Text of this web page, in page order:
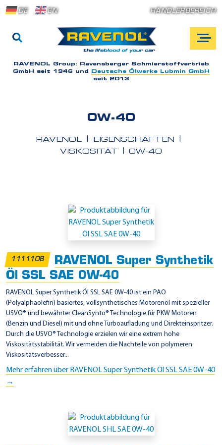
DE EN HÄNDLERBEREICH
RAVENOL Group: Ravensberger Schmierstoffvertrieb
GmbH seit 1946 und
Deutsche Ölwerke Lubmin GmbH
seit 2013
0W-40
RAVENOL
EIGENSCHAFTEN
VISKOSITÄT
0W-40
s
a
t
z
g
e
b
i
t
1111108
RAVENOL Super Synthetik
Öl SSL SAE 0W-40
RAVENOL Super Synthetik Öl SSL SAE 0W-40 ist ein PAO
(Polyalphaolefin) basiertes, vollsynthetisches Motorenöl mit spezieller
USVO® und bewährter CleanSynto® Technologie für PKW Motoren
(Benzin und Diesel) mit und ohne Turboaufladung und Direkteinspritzer.
Durch die USVO® Technologie erzielen wir eine extrem hohe
Viskositätsstabilität. Wir vermeiden die Nachteile von polymeren
Viskositätsverbesser...
Mehr erfahren über RAVENOL Super Synthetik Öl SSL SAE 0W-40
→